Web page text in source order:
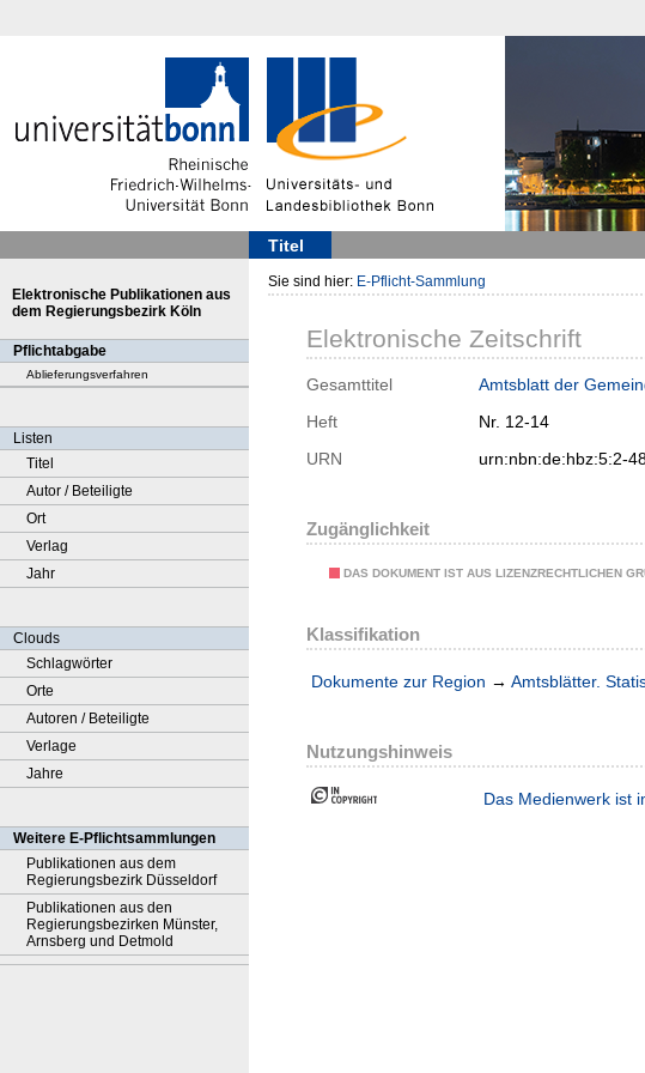
Titel
Elektronische Publikationen aus
dem Regierungsbezirk Köln
Pflichtabgabe
Ablieferungsverfahren
Listen
Titel
Autor / Beteiligte
Ort
Verlag
Jahr
Clouds
Schlagwörter
Orte
Autoren / Beteiligte
Verlage
Jahre
Weitere E-Pflichtsammlungen
Publikationen aus dem
Regierungsbezirk Düsseldorf
Publikationen aus den
Regierungsbezirken Münster,
Arnsberg und Detmold
Sie sind hier: E-Pflicht-Sammlung
Elektronische Zeitschrift
Gesamttitel
Amtsblatt der
Heft
Nr. 12-14
URN
urn:nbn:de:hbz:5:2-
Zugänglichkeit
DAS DOKUMENT IST AUS LIZENZRECHTLICHEN
Klassifikation
Dokumente zur Region → Amtsblätter.
Nutzungshinweis
Das Medienwerk ist